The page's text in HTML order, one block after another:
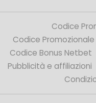
Codice
Codice
Codice Bonus Netbet
Pubblicità e affiliazioni